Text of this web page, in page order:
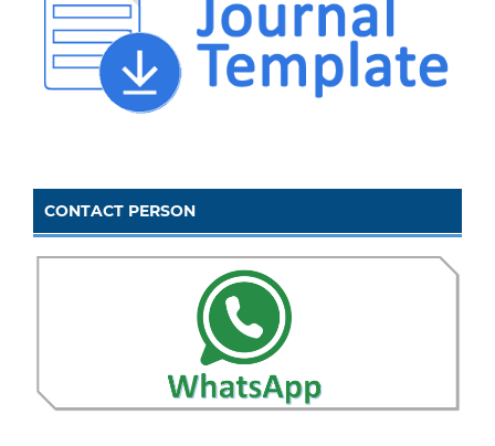
CONTACT PERSON